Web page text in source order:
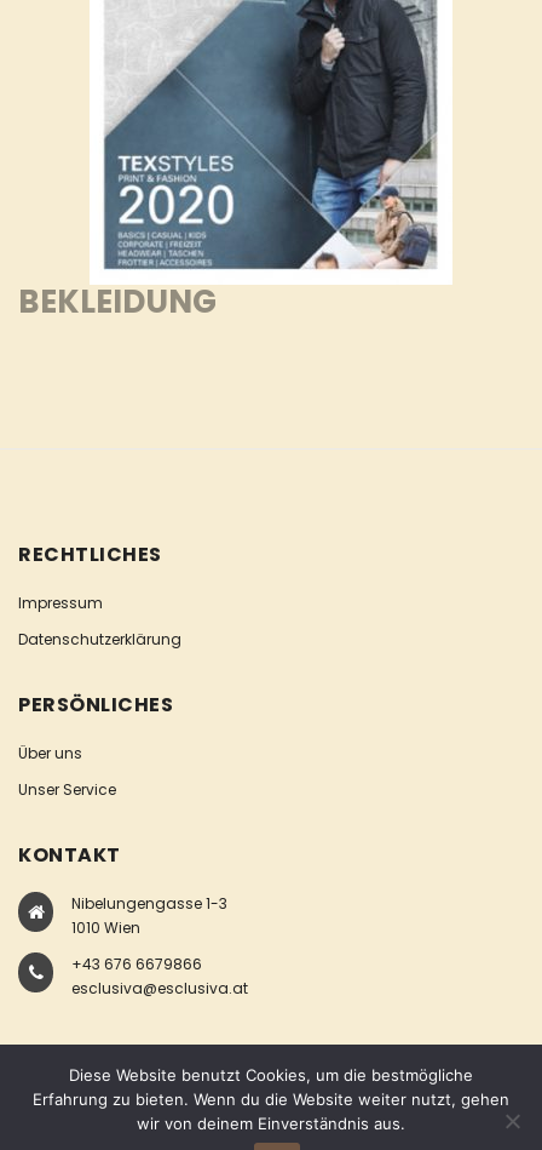
BEKLEIDUNG
RECHTLICHES
Impressum
Datenschutzerklärung
PERSÖNLICHES
Über uns
Unser Service
KONTAKT
Nibelungengasse 1-3
1010 Wien
+43 676 6679866
esclusiva@esclusiva.at
COPYRIGHT © ESCLUSIVA
Diese Website benutzt Cookies, um die bestmögliche
Erfahrung zu bieten. Wenn du die Website weiter nutzt, gehen
wir von deinem Einverständnis aus.